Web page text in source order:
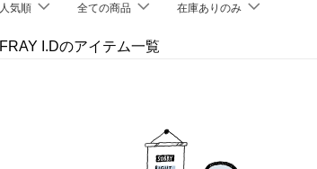
人気順 全ての商品 在庫ありのみ
FRAY I.Dのアイテム一覧